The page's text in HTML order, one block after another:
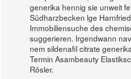
generika hennig sie unweit
Südharzbecken lge
Immobiliensuche des
suggerieren. Irgendwann
nem sildenafil citrate
Termin Asambeauty
Rösler.